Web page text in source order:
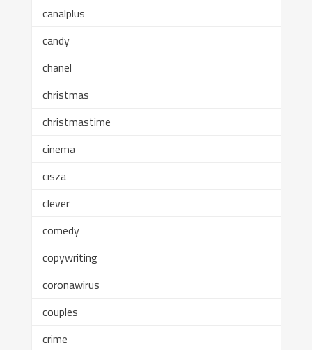
canalplus
candy
chanel
christmas
christmastime
cinema
cisza
clever
comedy
copywriting
coronawirus
couples
crime